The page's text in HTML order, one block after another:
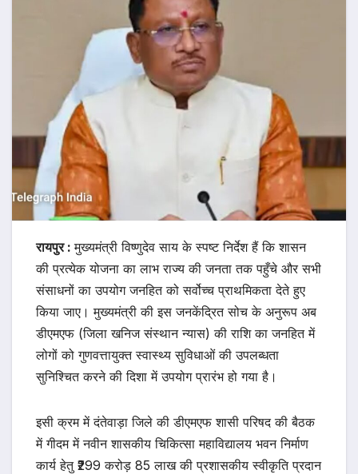
रायपुर :मुख्यमंत्री विष्णुदेव साय के स्पष्ट निर्देश हैं कि शासन
की प्रत्येक योजना का लाभ राज्य की जनता तक पहुँचे और सभी
संसाधनों का उपयोग जनहित को सर्वोच्च प्राथमिकता देते हुए
किया जाए। मुख्यमंत्री की इस जनकेंद्रित सोच के अनुरूप अब
डीएमएफ (जिला खनिज संस्थान न्यास) की राशि का जनहित में
लोगों को गुणवत्तायुक्त स्वास्थ्य सुविधाओं की उपलब्धता
सुनिश्चित करने की दिशा में उपयोग प्रारंभ हो गया है।
इसी क्रम में दंतेवाड़ा जिले की डीएमएफ शासी परिषद की बैठक
में गीदम में नवीन शासकीय चिकित्सा महाविद्यालय भवन निर्माण
कार्य हेतु ₹299 करोड़ 85 लाख की प्रशासकीय स्वीकृति प्रदान